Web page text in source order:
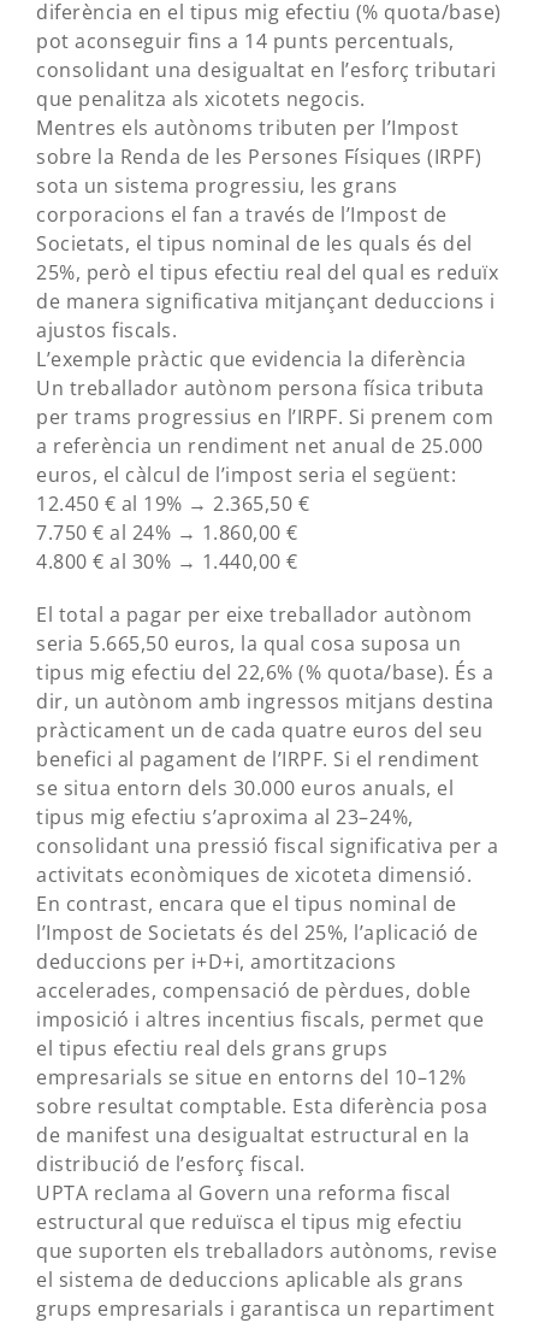
diferència en el tipus mig efectiu (% quota/base)
pot aconseguir fins a 14 punts percentuals,
consolidant una desigualtat en l’esforç tributari
que penalitza als xicotets negocis.
Mentres els autònoms tributen per l’Impost
sobre la Renda de les Persones Físiques (IRPF)
sota un sistema progressiu, les grans
corporacions el fan a través de l’Impost de
Societats, el tipus nominal de les quals és del
25%, però el tipus efectiu real del qual es reduïx
de manera significativa mitjançant deduccions i
ajustos fiscals.
L’exemple pràctic que evidencia la diferència
Un treballador autònom persona física tributa
per trams progressius en l’IRPF. Si prenem com
a referència un rendiment net anual de 25.000
euros, el càlcul de l’impost seria el següent:
12.450 € al 19% → 2.365,50 €
7.750 € al 24% → 1.860,00 €
4.800 € al 30% → 1.440,00 €
El total a pagar per eixe treballador autònom
seria 5.665,50 euros, la qual cosa suposa un
tipus mig efectiu del 22,6% (% quota/base). És a
dir, un autònom amb ingressos mitjans destina
pràcticament un de cada quatre euros del seu
benefici al pagament de l’IRPF. Si el rendiment
se situa entorn dels 30.000 euros anuals, el
tipus mig efectiu s’aproxima al 23–24%,
consolidant una pressió fiscal significativa per a
activitats econòmiques de xicoteta dimensió.
En contrast, encara que el tipus nominal de
l’Impost de Societats és del 25%, l’aplicació de
deduccions per i+D+i, amortitzacions
accelerades, compensació de pèrdues, doble
imposició i altres incentius fiscals, permet que
el tipus efectiu real dels grans grups
empresarials se situe en entorns del 10–12%
sobre resultat comptable. Esta diferència posa
de manifest una desigualtat estructural en la
distribució de l’esforç fiscal.
UPTA reclama al Govern una reforma fiscal
estructural que reduïsca el tipus mig efectiu
que suporten els treballadors autònoms, revise
el sistema de deduccions aplicable als grans
grups empresarials i garantisca un repartiment